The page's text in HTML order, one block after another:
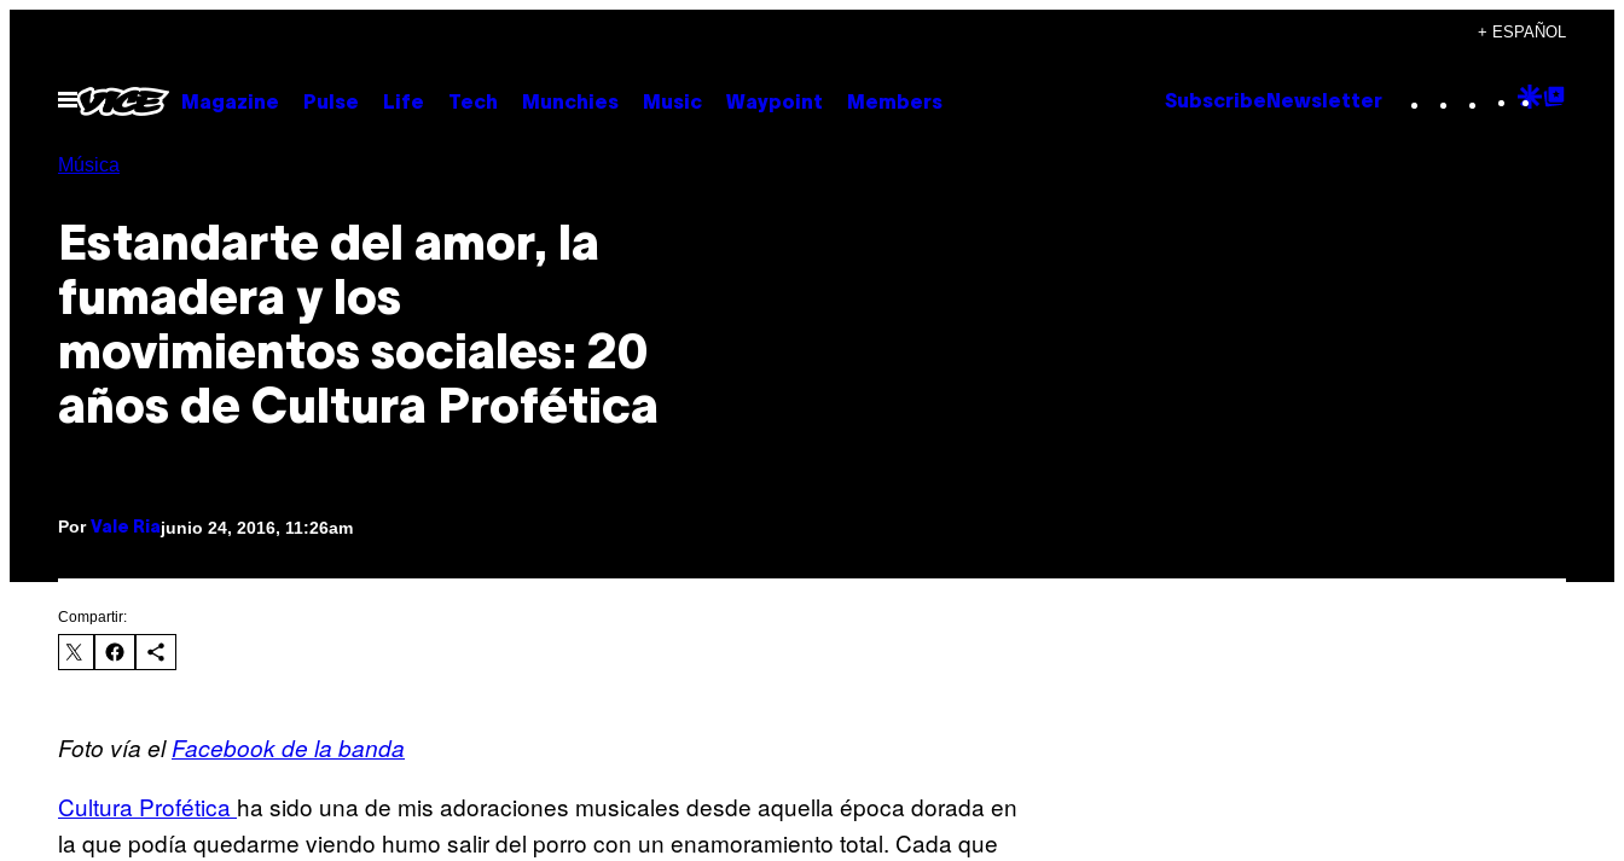
contenido
+ ESPAÑOL
Abrir
Menú
Magazine Pulse Life Tech Munchies Music Waypoint Members Subscribe Newsletter Instagram
TikTok
YouTube
Google
Música
Estandarte del amor, la
fumadera y los
movimientos sociales: 20
años de Cultura Profética
Por Vale Riajunio 24, 2016, 11:26am
Compartir:
Foto vía elFacebook de la banda
Cultura Profética ha sido una de mis adoraciones musicales desde aquella época dorada en
la que podía quedarme viendo humo salir del porro con un enamoramiento total. Cada que